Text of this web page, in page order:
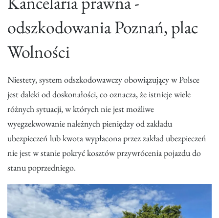
odszkodowania Poznań, plac
Wolności
Niestety, system odszkodowawczy obowiązujący w Polsce
jest daleki od doskonałości, co oznacza, że istnieje wiele
różnych sytuacji, w których nie jest możliwe
wyegzekwowanie należnych pieniędzy od zakładu
ubezpieczeń lub kwota wypłacona przez zakład ubezpieczeń
nie jest w stanie pokryć kosztów przywrócenia pojazdu do
stanu poprzedniego.